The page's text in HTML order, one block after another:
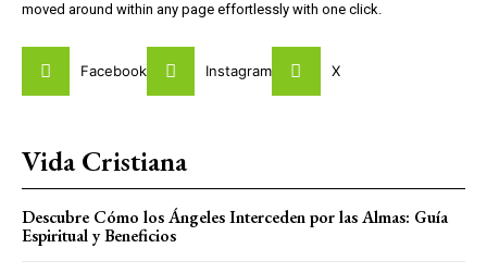
moved around within any page effortlessly with one click.
Facebook Instagram X
Vida Cristiana
Descubre Cómo los Ángeles Interceden por las Almas: Guía
Espiritual y Beneficios